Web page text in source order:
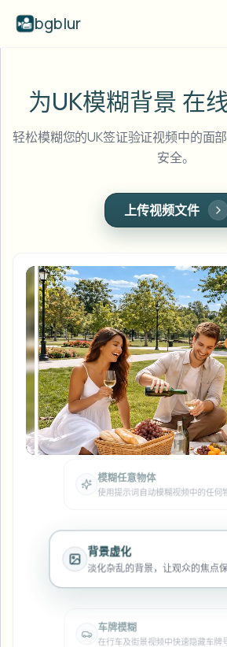
bgblur
价格
模糊人脸
模糊车牌
模糊背景
模糊任何内容
屏幕录制模糊
街头采访模糊
游戏与直播模糊
View all features
Browse every blur tool in one place
模糊车牌
模糊人脸
模糊背景
在线模糊照片中的人脸
语音匿名处理器
企业
学校与教育
校园摄像头、讲座和地区批量隐私
媒体与娱乐
试映、发布和合规
零售与电商
公共部门
FOIA、安全披露和编辑
批量人脸匿名化
大批量、保留期和SLA
资源
常见问题
博客
Whitepapers
Choose language
为UK模糊背景 在
轻松模糊您的UK签证验证视频中的面
安全。
上传视频文件
背景虚化
淡化杂乱的背景，让观众的焦点
车牌模糊
在行车及街景视频中快速隐藏车牌
人脸匿名化
自动人脸匿名化处理，确保分享安
合规要求。
模糊任意物体
使用提示词自动模糊视频中的任何